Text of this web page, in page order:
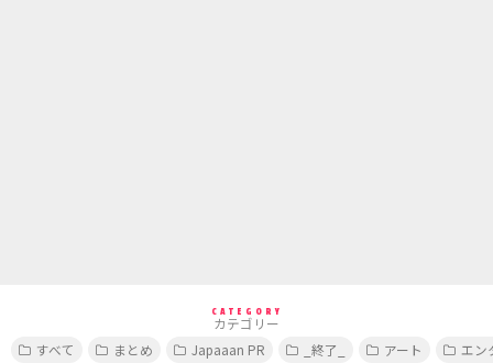
CATEGORY
カテゴリー
すべて
まとめ Japaaan PR _終了_ アート エン